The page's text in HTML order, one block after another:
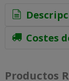
Costes
Productos